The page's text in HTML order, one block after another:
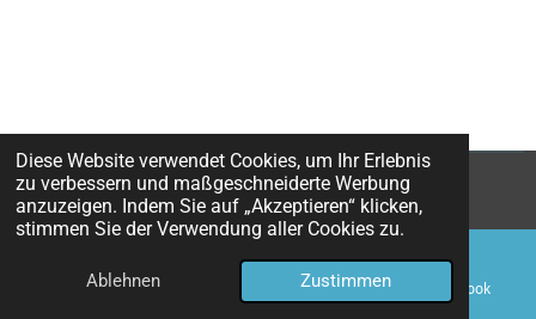
Diese Website verwendet Cookies, um Ihr Erlebnis
zu verbessern und maßgeschneiderte Werbung
anzuzeigen. Indem Sie auf „Akzeptieren“ klicken,
stimmen Sie der Verwendung aller Cookies zu.
Ablehnen Zustimmen
© 2025 - 2026 citypicRetro
E-Mail Karte Facebook